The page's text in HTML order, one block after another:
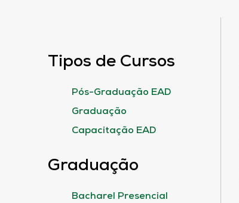
Tipos de Cursos
Pós-Graduação EAD
Graduação
Capacitação EAD
Graduação
Bacharel Presencial